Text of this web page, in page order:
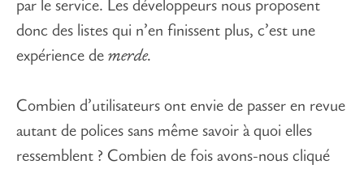
par le service. Les développeurs nous proposent
donc des listes qui n’en finissent plus, c’est une
expérience de merde.
Combien d’utilisateurs ont envie de passer en revue
autant de polices sans même savoir à quoi elles
ressemblent ? Combien de fois avons-nous cliqué